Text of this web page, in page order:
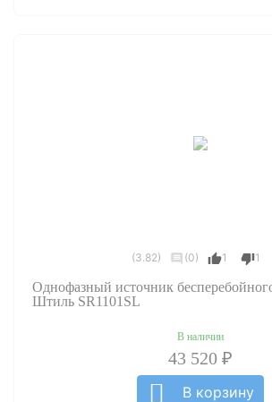
(3.82) (0) 1 1
Однофазный источник
Штиль SR1101SL
В наличии
43 520 ₽
В корзину